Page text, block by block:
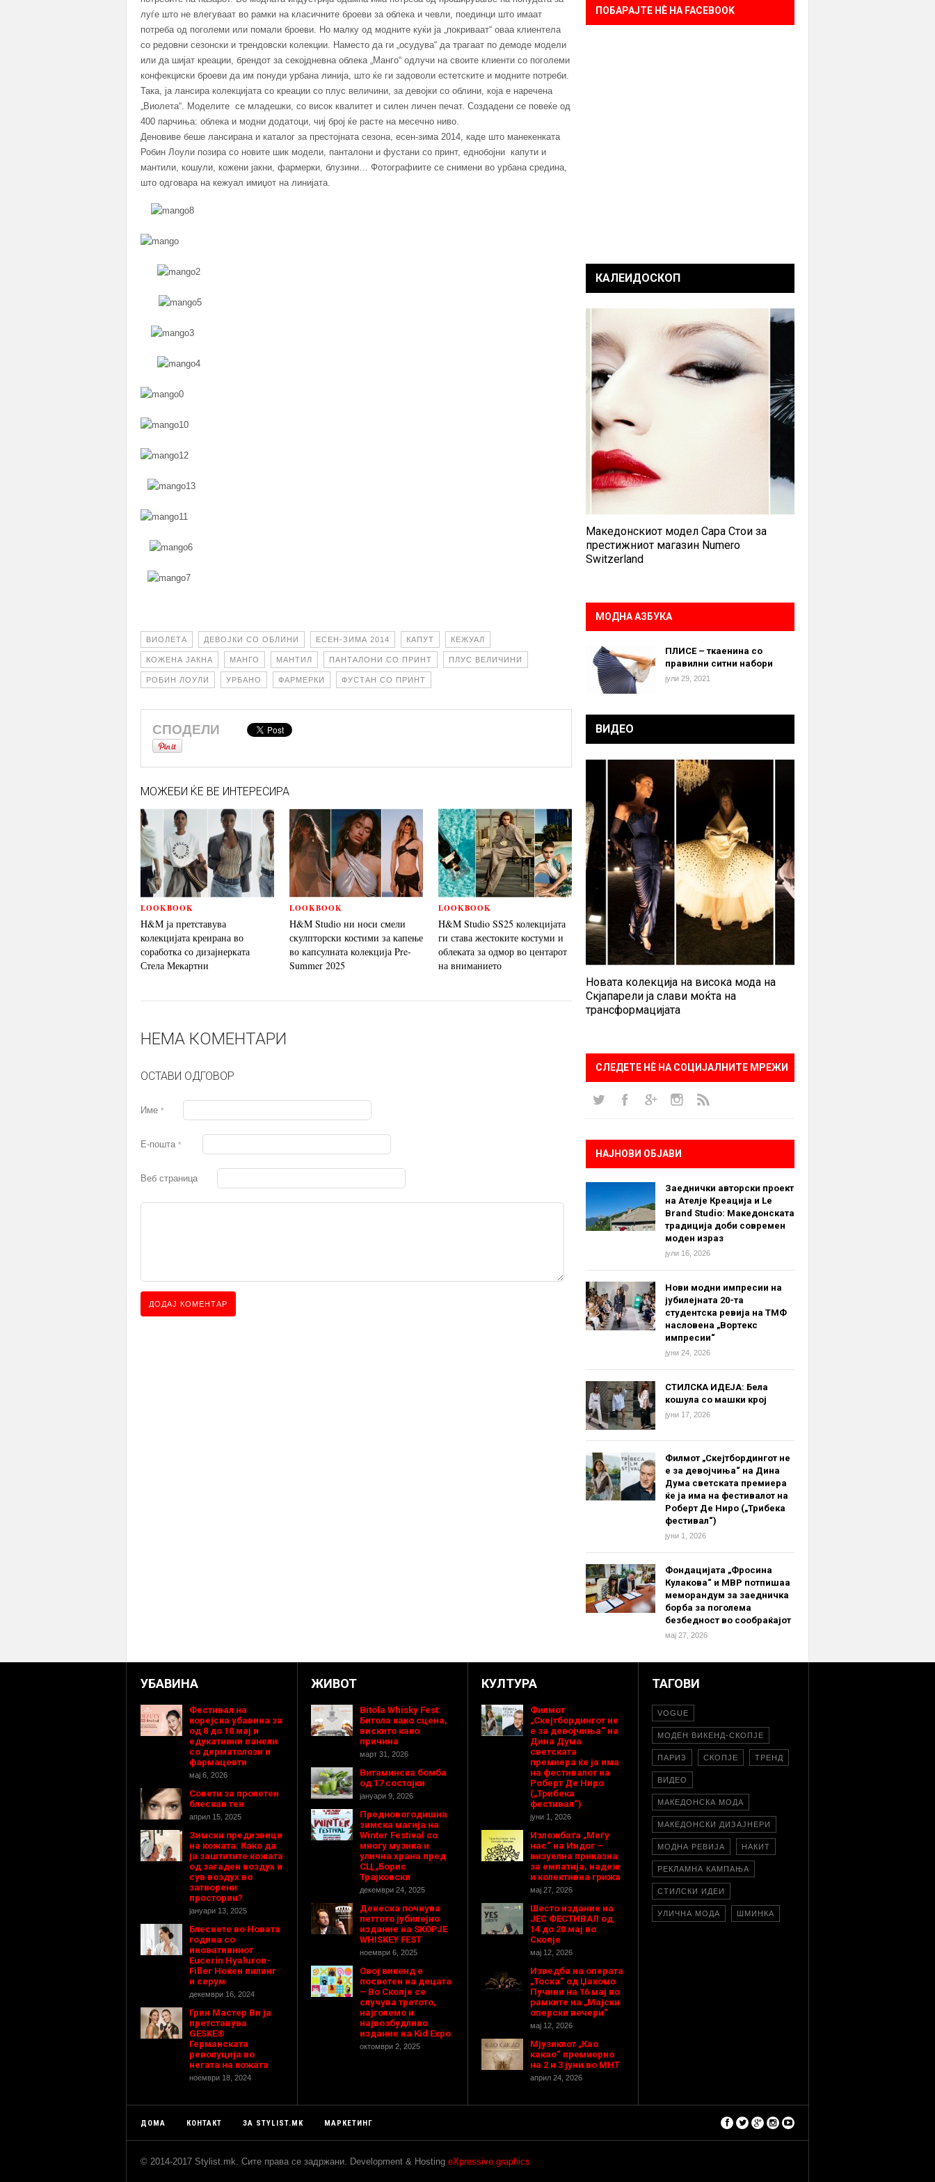
луѓе што не влегуваат во рамки на класичните броеви за облека и чевли, поединци што имаат
потреба од поголеми или помали броеви. Но малку од модните куќи ја „покриваат“ оваа клиентела
со редовни сезонски и трендовски колекции. Наместо да ги „осудува“ да трагаат по демоде модели
или да шијат креации, брендот за секојдневна облека „Манго“ одлучи на своите клиенти со поголеми
конфекциски броеви да им понуди урбана линија, што ќе ги задоволи естетските и модните потреби.
Така, ја лансира колекцијата со креации со плус величини, за девојки со облини, која е наречена
„Виолета“. Моделите се младешки, со висок квалитет и силен личен печат. Создадени се повеќе од
400 парчиња: облека и модни додатоци, чиј број ќе расте на месечно ниво.
Деновиве беше лансирана и каталог за престојната сезона, есен-зима 2014, каде што манекенката
Робин Лоули позира со новите шик модели, панталони и фустани со принт, еднобојни капути и
мантили, кошули, кожени јакни, фармерки, блузини… Фотографиите се снимени во урбана средина,
што одговара на кежуал имиџот на линијата.
ВИОЛЕТА ДЕВОЈКИ СО ОБЛИНИ ЕСЕН-ЗИМА 2014 КАПУТ КЕЖУАЛ
КОЖЕНА ЈАКНА МАНГО МАНТИЛ ПАНТАЛОНИ СО ПРИНТ ПЛУС ВЕЛИЧИНИ
РОБИН ЛОУЛИ УРБАНО ФАРМЕРКИ ФУСТАН СО ПРИНТ
СПОДЕЛИ
МОЖЕБИ ЌЕ ВЕ ИНТЕРЕСИРА
LOOKBOOK
H&M ја претставува
колекцијата креирана во
соработка со дизајнерката
Стела Мекартни
LOOKBOOK
H&M Studio ни носи смели
скулпторски костими за капење
во капсулната колекција Pre-
Summer 2025
LOOKBOOK
H&M Studio SS25 колекцијата
ги става жестоките костуми и
облеката за одмор во центарот
на вниманието
НЕМА КОМЕНТАРИ
ОСТАВИ ОДГОВОР
Име *
Е-пошта *
Веб страница
ПОБАРАЈТЕ НÈ НА FACEBOOK
КАЛЕИДОСКОП
Македонскиот модел Сара Стои за
престижниот магазин Numero
Switzerland
МОДНА АЗБУКА
ПЛИСЕ – ткаенина со
правилни ситни набори
јули 29, 2021
ВИДЕО
Новата колекција на висока мода на
Скјапарели ја слави моќта на
трансформацијата
СЛЕДЕТЕ НÈ НА СОЦИЈАЛНИТЕ МРЕЖИ
НАЈНОВИ ОБЈАВИ
Заеднички авторски проект
на Ателје Креација и Le
Brand Studio: Македонската
традиција доби современ
моден израз
јули 16, 2026
Нови модни импресии на
јубилејната 20-та
студентска ревија на ТМФ
насловена „Вортекс
импресии“
јуни 24, 2026
СТИЛСКА ИДЕЈА: Бела
кошула со машки крој
јуни 17, 2026
Филмот „Скејтбордингот не
е за девојчиња“ на Дина
Дума светската премиера
ќе ја има на фестивалот на
Роберт Де Ниро („Трибека
фестивал“)
јуни 1, 2026
Фондацијата „Фросина
Кулакова“ и МВР потпишаа
меморандум за заедничка
борба за поголема
безбедност во сообраќајот
мај 27, 2026
УБАВИНА
Фестивал на
корејска убавина за
од 8 до 10 мај и
едукативни панели
со дерматолози и
фармацевти
мај 6, 2026
Совети за пролетен
блескав тен
април 15, 2025
Зимски предизвици
на кожата: Како да
ја заштитите кожата
од загаден воздух и
сув воздух во
затворени
простории?
јануари 13, 2025
Блеснете во Новата
година со
иновативниот
Eucerin Hyaluron-
Filler Ноќен пилинг
и серум
декември 16, 2024
Грин Мастер Ви ја
претставува
GESKE®
Германската
револуција во
негата на кожата
ноември 18, 2024
ЖИВОТ
Bitola Whisky Fest:
Битола како сцена,
вискито како
причина
март 31, 2026
Витаминска бомба
од 17 состојки
јануари 9, 2026
Предновогодишнa
зимска магија на
Winter Festival со
многу музика и
улична храна пред
СЦ „Борис
Трајковски
декември 24, 2025
Денеска почнува
петтото јубилејно
издание на SKOPJE
WHISKEY FEST
ноември 6, 2025
Овој викенд е
посветен на децата
– Во Скопје се
случува третото,
најголемо и
највозбудливо
издание на Kid Expo
октомври 2, 2025
КУЛТУРА
Филмот
„Скејтбордингот не
е за девојчиња“ на
Дина Дума
светската
премиера ќе ја има
на фестивалот на
Роберт Де Ниро
(„Трибека
фестивал“)
јуни 1, 2026
Изложбата „Меѓу
нас“ на Индог –
визуелна приказна
за емпатија, надеж
и колективна грижа
мај 27, 2026
Шесто издание на
ЈЕС ФЕСТИВАЛ од
14 до 20 мај во
Скопје
мај 12, 2026
Изведба на операта
„Тоска“ од Џакомо
Пучини на 16 мај во
рамките на „Мајски
оперски вечери“
мај 12, 2026
Мјузиклот „Као
какао“ премиерно
на 2 и 3 јуни во МНТ
април 24, 2026
ТАГОВИ
VOGUE
МОДЕН ВИКЕНД-СКОПЈЕ
ПАРИЗ СКОПЈЕ ТРЕНД
ВИДЕО
МАКЕДОНСКА МОДА
МАКЕДОНСКИ ДИЗАЈНЕРИ
МОДНА РЕВИЈА НАКИТ
РЕКЛАМНА КАМПАЊА
СТИЛСКИ ИДЕИ
УЛИЧНА МОДА ШМИНКА
ДОМА КОНТАКТ ЗА STYLIST.MK МАРКЕТИНГ
© 2014-2017 Stylist.mk. Сите права се задржани. Development & Hosting eXpressive graphics